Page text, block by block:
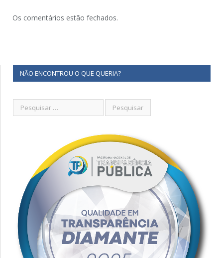
Os comentários estão fechados.
NÃO ENCONTROU O QUE QUERIA?